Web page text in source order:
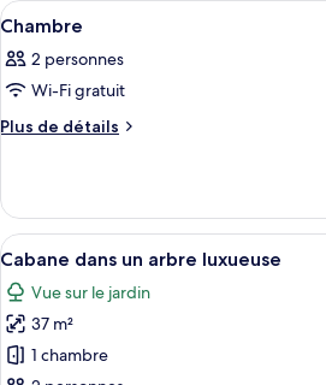
Chambre
Afficher
toutes
les
photos
pour
de
chambre :
Chambre
Une
4
Chambre
2 personnes
Wi-Fi gratuit
Plus de détails
Plus
Chambre
Afficher
toutes
les
photos
pour
Une
13
Cabane dans un arbre luxueuse
Vue sur le jardin
37 m²
1 chambre